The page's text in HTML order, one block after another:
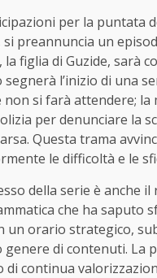
per la puntata
preannuncia un
la figlia di Guzide, sarà
segnerà l’inizio di una
non si farà attendere;
per denunciare la
Questa trama
le difficoltà e le
della serie è anche
che ha saputo
un orario strategico,
genere di contenuti. La
di continua